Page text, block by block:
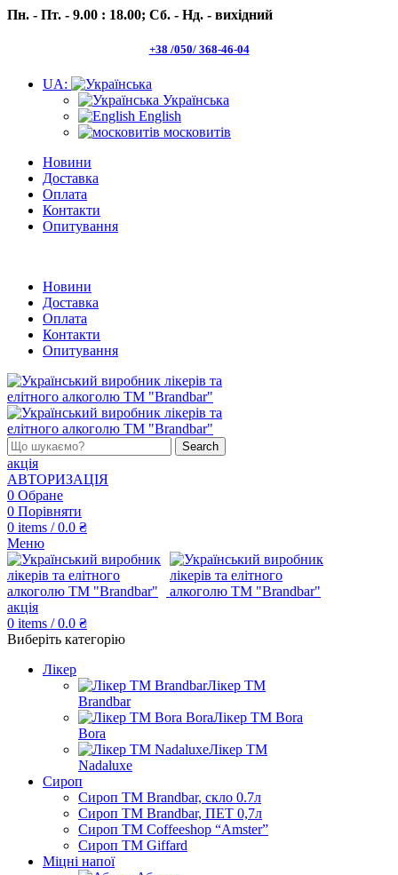
Пн. - Пт. - 9.00 : 18.00; Сб. - Нд. - вихідний
+38 /050/ 368-46-04
UA:
Українська
English
московитів
Новини
Доставка
Оплата
Контакти
Опитування
Новини
Доставка
Оплата
Контакти
Опитування
Search
акція
АВТОРИЗАЦІЯ
0 Обране
0 Порівняти
0 items / 0.0 ₴
Меню
акція
0 items / 0.0 ₴
Виберіть категорію
Лікер
Лікер ТМ
Brandbar
Лікер ТМ Bora
Bora
Лікер ТМ
Nadaluxe
Сироп
Сироп TM Brandbar, скло 0.7л
Сироп TM Brandbar, ПЕТ 0,7л
Сироп TM Coffeeshop “Amster”
Сироп TM Giffard
Міцні напої